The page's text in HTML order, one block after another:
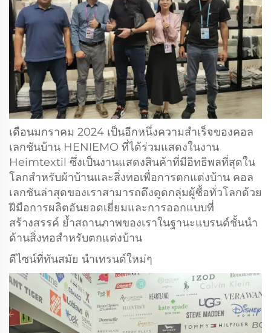
เดือนมกราคม 2024 เป็นอีกหนึ่งความสำเร็จของคอล
เลกชันบ้าน HENIEMO ที่ได้ร่วมแสดงในงาน
Heimtextil ซึ่งเป็นงานแสดงสินค้าที่มีอิทธิพลที่สุดใน
โลกสำหรับผ้าบ้านและสิ่งทอเพื่อการตกแต่งบ้าน คอล
เลกชันล่าสุดของเราสามารถดึงดูดกลุ่มผู้ซื้อทั่วโลกด้วย
ฝีมือการผลิตอันยอดเยี่ยมและการออกแบบที่
สร้างสรรค์ ย้ำสถานภาพของเราในฐานะแบรนด์ชั้นนำ
ด้านสิ่งทอสำหรับตกแต่งบ้าน
ดีไซน์ที่ทันสมัย นำเทรนด์ใหม่ๆ